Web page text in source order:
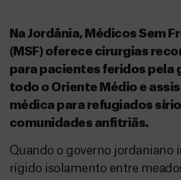
Na Jordânia, Médicos Sem
(MSF) oferece cirurgias
para pacientes feridos pela
todo o Oriente Médio e
médica para refugiados
comunidades anfitriãs.
Quando o governo jordaniano
rígido isolamento entre